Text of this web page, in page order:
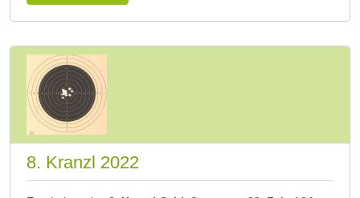
8. Kranzl 2022